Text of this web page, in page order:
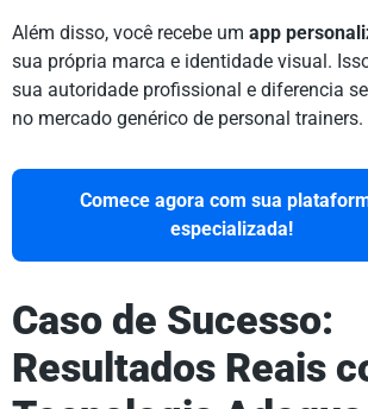
Além disso, você recebe um app
sua própria marca e identidade visual.
sua autoridade profissional e diferencia
no mercado genérico de personal trainers.
Comece agora com sua
especializada!
Caso de Sucesso:
Resultados Reais